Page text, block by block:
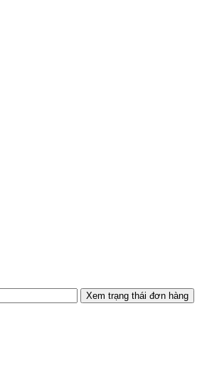
Xem trạng thái đơn hàng